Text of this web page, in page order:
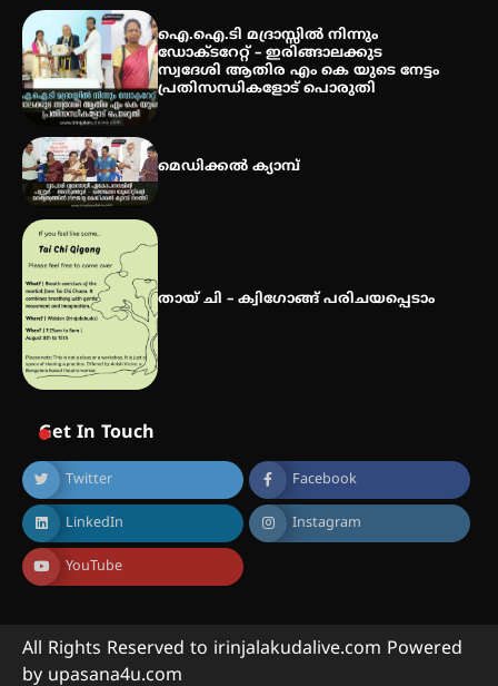
2026 കവിതാ ചർച്ച കാട്ടൂർ, ടി. കെ.
ബാലൻ ഹാളിൽ 16ന്
ഐ.ഐ.ടി മദ്രാസ്സിൽ നിന്നും
ഡോക്ടറേറ്റ് – ഇരിങ്ങാലക്കുട
സ്വദേശി ആതിര എം കെ യുടെ നേട്ടം
പ്രതിസന്ധികളോട് പൊരുതി
മെഡിക്കൽ ക്യാമ്പ്
തായ് ചി – ക്വിഗോങ്ങ് പരിചയപ്പെടാം
Get In Touch
Twitter Facebook
LinkedIn Instagram
YouTube
All Rights Reserved to irinjalakudalive.com Powered
by upasana4u.com